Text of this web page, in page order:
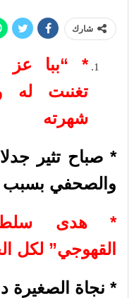
شارك
* “ببا عز
تغنىت له
شهرته
* صباح تثير
والصحفي بسبب
* هدى
القهوجي” لكل
* نجاة الصغيرة